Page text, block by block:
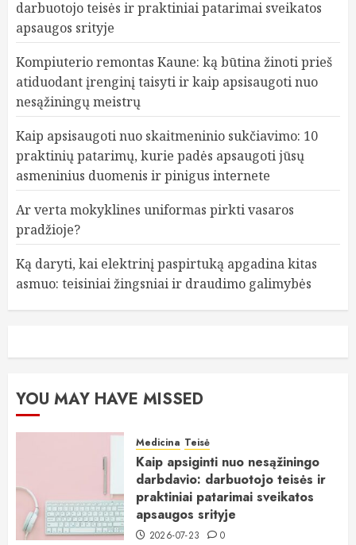
darbuotojo teisės ir praktiniai patarimai sveikatos
apsaugos srityje
Kompiuterio remontas Kaune: ką būtina žinoti prieš
atiduodant įrenginį taisyti ir kaip apsisaugoti nuo
nesąžiningų meistrų
Kaip apsisaugoti nuo skaitmeninio sukčiavimo: 10
praktinių patarimų, kurie padės apsaugoti jūsų
asmeninius duomenis ir pinigus internete
Ar verta mokyklines uniformas pirkti vasaros
pradžioje?
Ką daryti, kai elektrinį paspirtuką apgadina kitas
asmuo: teisiniai žingsniai ir draudimo galimybės
YOU MAY HAVE MISSED
Medicina Teisė
Kaip apsiginti nuo nesąžiningo
darbdavio: darbuotojo teisės ir
praktiniai patarimai sveikatos
apsaugos srityje
2026-07-23 0